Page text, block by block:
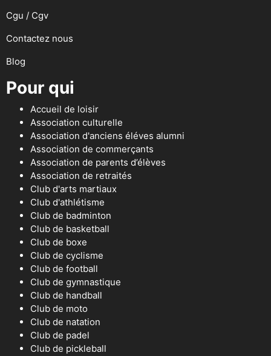
Cgu / Cgv
Contactez nous
Blog
Pour qui
Accueil de loisir
Association culturelle
Association d'anciens éléves alumni
Association de commerçants
Association de parents d’élèves
Association de retraités
Club d'arts martiaux
Club d'athlétisme
Club de badminton
Club de basketball
Club de boxe
Club de cyclisme
Club de football
Club de gymnastique
Club de handball
Club de moto
Club de natation
Club de padel
Club de pickleball